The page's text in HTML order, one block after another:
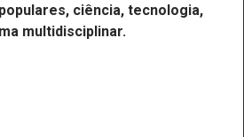
que atuam como